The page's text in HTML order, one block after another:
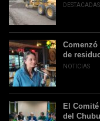
DESTACADAS
de
NOTICIAS
El
del